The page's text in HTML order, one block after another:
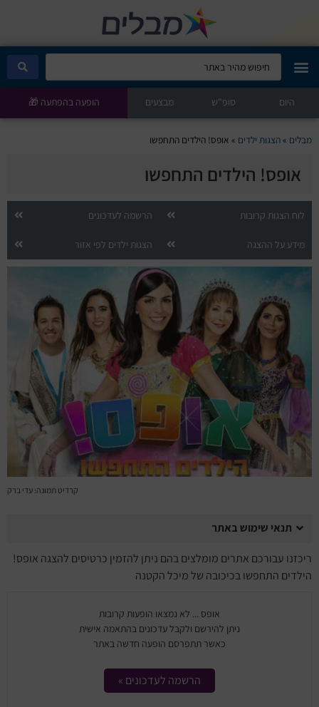
מבלים קלאב
הופעות היום
סטנדאפ
הצגות ילדים
הופעות חיות
הצגות תיאטרון
מחזות זמר
מחול ובלט
קונצרטים
הרצאות
סרטים
היום סופ"ש מבצעים הופעה בהפתעה 🎁
מבלים »הצגות ילדים » אופס! הילדים התחפשו
אופס! הילדים התחפשו
לוח הצגות קרובות הרשמה לעדכונים
מידע על ההצגה הצגות ילדים לפי אזור
קרדיט תמונה: עדי ברק
תנאי שימוש באתר
ריכזנו עבורכם אתרים מומלצים בהם ניתן להזמין כרטיסים להצגה אופס!
הילדים התחפשו בכיכובה של מיכל הקטנה
אופס ... לא נמצאו הופעות קרובות
ניתן להירשם ולקבל עדכונים בהתאמה אישית
כאשר תתפרסם הופעה חדשה באתר
הרשמה לעדכונים »